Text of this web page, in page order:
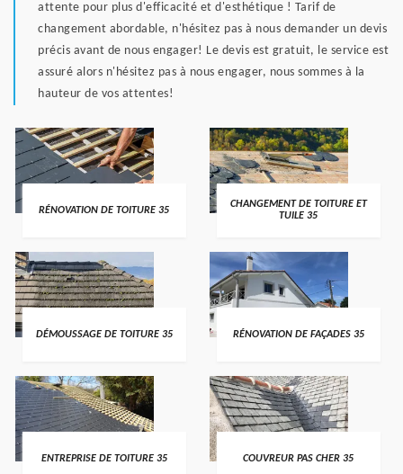
attente pour plus d'efficacité et d'esthétique ! Tarif de
changement abordable, n'hésitez pas à nous demander un devis
précis avant de nous engager! Le devis est gratuit, le service est
assuré alors n'hésitez pas à nous engager, nous sommes à la
hauteur de vos attentes!
RÉNOVATION DE TOITURE 35
CHANGEMENT DE TOITURE ET
TUILE 35
DÉMOUSSAGE DE TOITURE 35 RÉNOVATION DE FAÇADES 35
ENTREPRISE DE TOITURE 35 COUVREUR PAS CHER 35